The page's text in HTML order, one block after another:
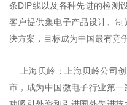
条DIP线以及各种先进的检测
客户提供集电子产品设计、
决方案，目标成为中国最有竞
上海贝岭：上海贝岭公司
市，成为中国微电子行业第